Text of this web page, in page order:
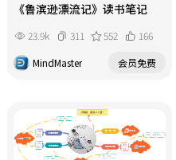
《鲁滨逊漂流记》读书笔记
23.9k 311 552
166
MindMaster
会员免费